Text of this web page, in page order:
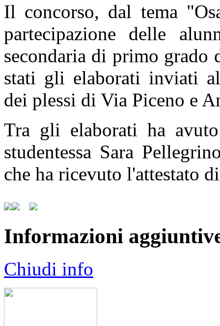
Il concorso, dal tema
partecipazione delle
secondaria di primo grado
stati gli elaborati inviati
dei plessi di Via Piceno e
Tra gli elaborati ha
studentessa Sara
che ha ricevuto l'attestato
Informazioni
Chiudi info